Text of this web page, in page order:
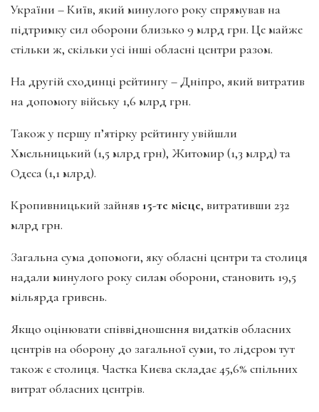
України – Київ, який минулого року спрямував на
підтримку сил оборони близько 9 млрд грн. Це майже
стільки ж, скільки усі інші обласні центри разом.
На другій сходинці рейтингу – Дніпро, який витратив
на допомогу війську 1,6 млрд грн.
Також у першу п’ятірку рейтингу увійшли
Хмельницький (1,5 млрд грн), Житомир (1,3 млрд) та
Одеса (1,1 млрд).
Кропивницький зайняв 15-те місце, витративши 232
млрд грн.
Загальна сума допомоги, яку обласні центри та столиця
надали минулого року силам оборони, становить 19,5
мільярда гривень.
Якщо оцінювати співвідношення видатків обласних
центрів на оборону до загальної суми, то лідером тут
також є столиця. Частка Києва складає 45,6% спільних
витрат обласних центрів.